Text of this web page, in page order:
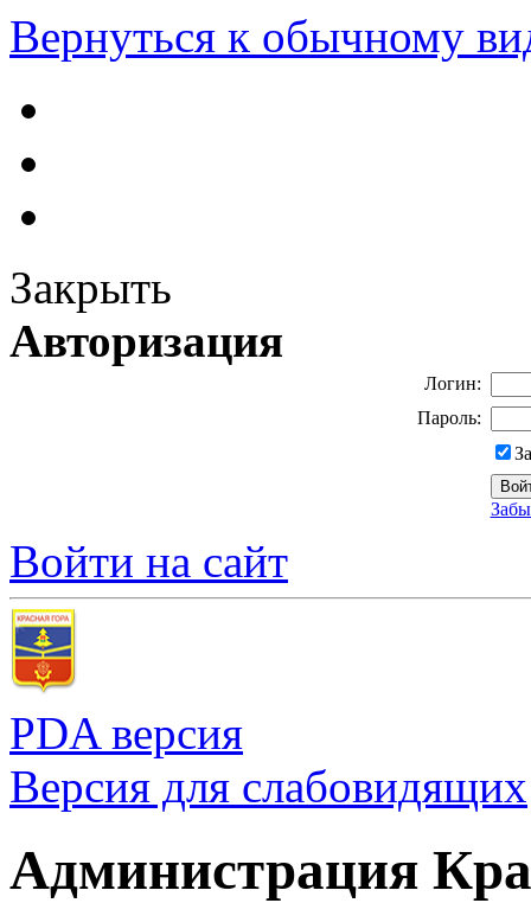
Вернуться к обычному
Закрыть
Авторизация
Логин:
Пароль:
Войти на сайт
PDA версия
Версия для слабовидящих
Администрация